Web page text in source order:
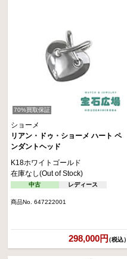
70%買取保証
ショーメ
リアン・ドゥ・ショーメ ハート ペ
ンダントヘッド
K18ホワイトゴールド
在庫なし(Out of Stock)
中古 レディース
商品No. 647222001
298,000円（税込）